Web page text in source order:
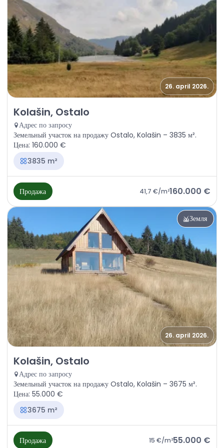
26. april 2026.
Продажа - Земля Kolašin, Ostalo
Kolašin, Ostalo
Адрес по запросу
Земельный участок на продажу Ostalo, Kolašin – 3835 м².
Цена: 160.000 €
3835 m²
Продажа 41,7 €/m²160.000 €
Земля
26. april 2026.
Продажа - Земля Kolašin, Ostalo
Kolašin, Ostalo
Адрес по запросу
Земельный участок на продажу Ostalo, Kolašin – 3675 м².
Цена: 55.000 €
3675 m²
Продажа 15 €/m²55.000 €